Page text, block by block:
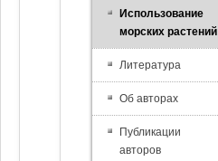
Использование
морских растений
Литература
Об авторах
Публикации
авторов